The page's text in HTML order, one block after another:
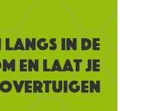
langs in de
en laat je
overtuigen